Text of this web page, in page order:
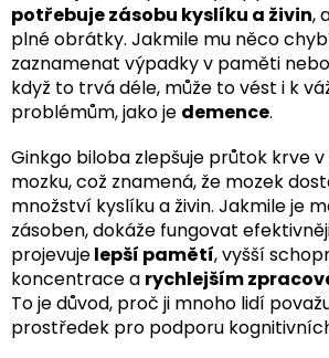
potřebuje zásobu kyslíku a živin,
plné obrátky. Jakmile mu něco
zaznamenat výpadky v paměti
když to trvá déle, může to vést i k
problémům, jako je demence.
Ginkgo biloba zlepšuje průtok krve
mozku, což znamená, že mozek
množství kyslíku a živin. Jakmile je
zásoben, dokáže fungovat
projevujelepší pamětí, vyšší
koncentrace a rychlejším
To je důvod, proč ji mnoho lidí
prostředek pro podporu